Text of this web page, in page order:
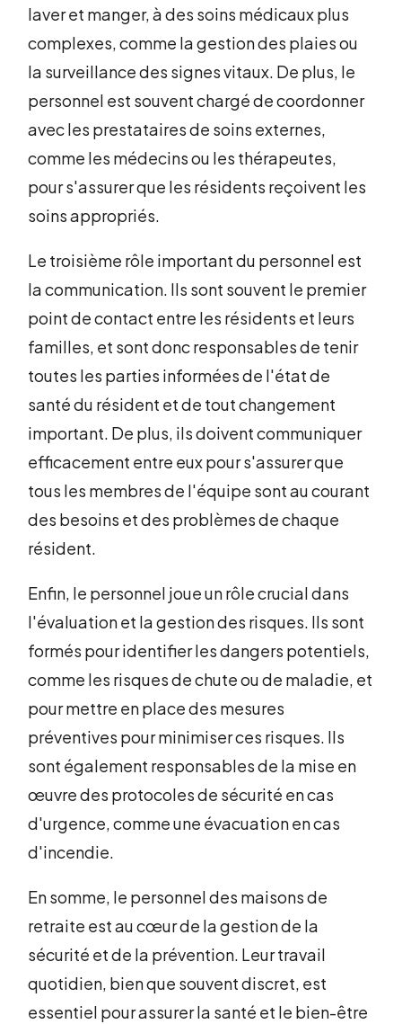
laver et manger, à des soins médicaux plus
complexes, comme la gestion des plaies ou
la surveillance des signes vitaux. De plus, le
personnel est souvent chargé de coordonner
avec les prestataires de soins externes,
comme les médecins ou les thérapeutes,
pour s'assurer que les résidents reçoivent les
soins appropriés.
Le troisième rôle important du personnel est
la communication. Ils sont souvent le premier
point de contact entre les résidents et leurs
familles, et sont donc responsables de tenir
toutes les parties informées de l'état de
santé du résident et de tout changement
important. De plus, ils doivent communiquer
efficacement entre eux pour s'assurer que
tous les membres de l'équipe sont au courant
des besoins et des problèmes de chaque
résident.
Enfin, le personnel joue un rôle crucial dans
l'évaluation et la gestion des risques. Ils sont
formés pour identifier les dangers potentiels,
comme les risques de chute ou de maladie, et
pour mettre en place des mesures
préventives pour minimiser ces risques. Ils
sont également responsables de la mise en
œuvre des protocoles de sécurité en cas
d'urgence, comme une évacuation en cas
d'incendie.
En somme, le personnel des maisons de
retraite est au cœur de la gestion de la
sécurité et de la prévention. Leur travail
quotidien, bien que souvent discret, est
essentiel pour assurer la santé et le bien-être